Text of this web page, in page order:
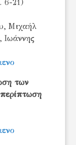
21)
Μιχαήλ
Ιωάννης
των